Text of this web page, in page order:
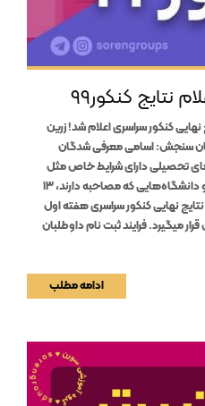
نتایج کنکور۹۹
نهایی کنکور سراسری اعلام شد! زرین
سنجش: اسامی معرفی شدگان
تحصیلی دارای شرایط خاص مثل
دانشگاه #فرهنگیان و دانشگاه‌هایی که مصاحبه دارند، ۱۳
نهایی کنکور سراسری هفته اول
میگیرد. فرایند ثبت نام داوطلبان
ادامه مطلب